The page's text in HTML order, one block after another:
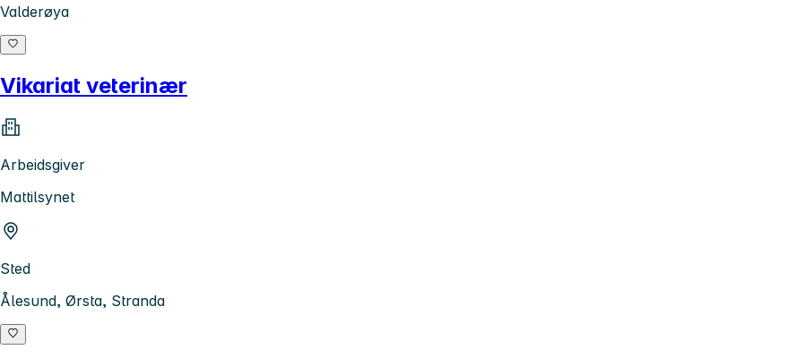
Valderøya
Vikariat veterinær
Arbeidsgiver
Mattilsynet
Sted
Ålesund, Ørsta, Stranda